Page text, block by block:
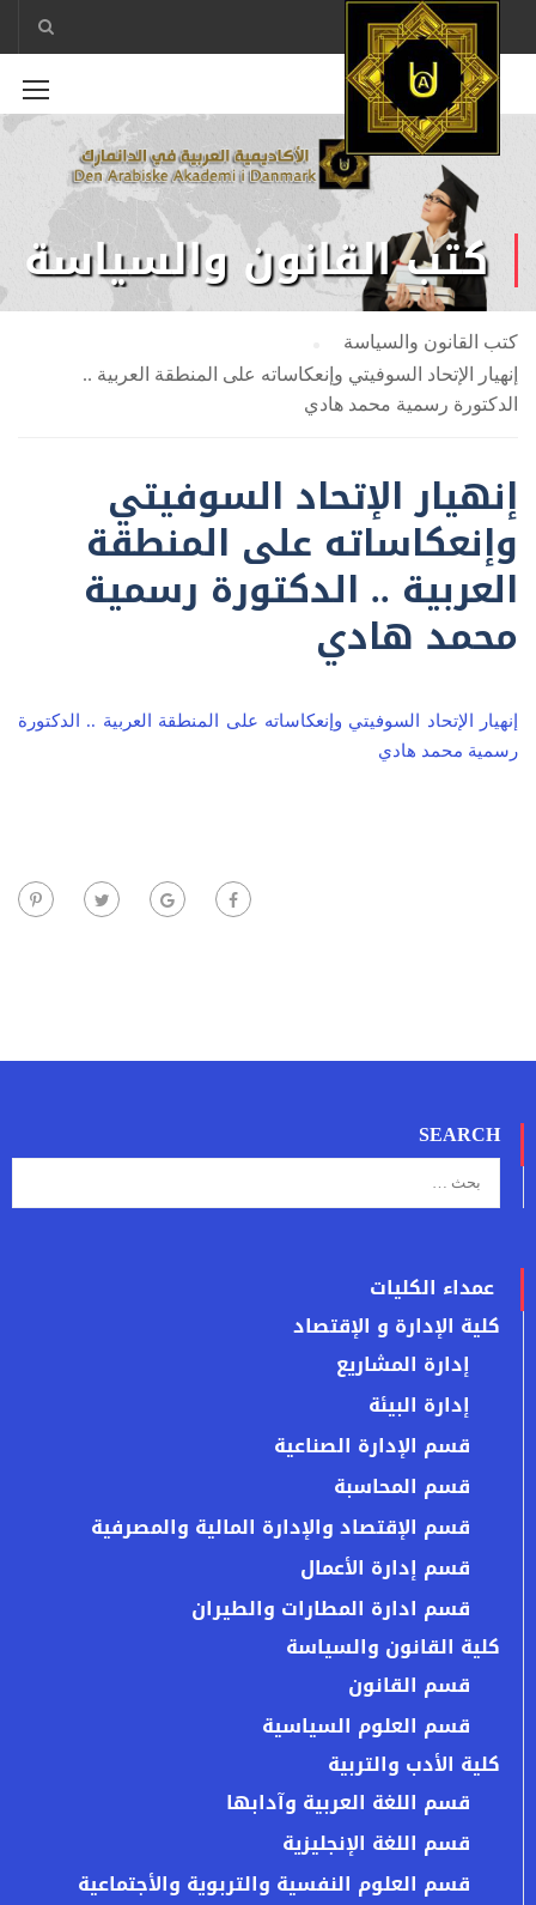
كتب القانون والسياسة
كتب القانون والسياسة
إنهيار الإتحاد السوفيتي وإنعكاساته على المنطقة العربية ..
الدكتورة رسمية محمد هادي
إنهيار الإتحاد السوفيتي
وإنعكاساته على المنطقة
العربية .. الدكتورة رسمية
محمد هادي
إنهيار الإتحاد السوفيتي وإنعكاساته على المنطقة العربية .. الدكتورة
رسمية محمد هادي
SEARCH
عمداء الكليات
كلية الإدارة و الإقتصاد
إدارة المشاريع
إدارة البيئة
قسم الإدارة الصناعية
قسم المحاسبة
قسم الإقتصاد والإدارة المالية والمصرفية
قسم إدارة الأعمال
قسم ادارة المطارات والطيران
كلية القانون والسياسة
قسم القانون
قسم العلوم السياسية
كلية الأدب والتربية
قسم اللغة العربية وآدابها
قسم اللغة الإنجليزية
قسم العلوم النفسية والتربوية والأجتماعية